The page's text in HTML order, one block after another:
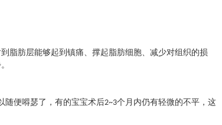
脂肪层能够起到镇痛、撑起脂肪细胞、减少对组织的损
随便嘚瑟了，有的宝宝术后2~3个月内仍有轻微的不平，这